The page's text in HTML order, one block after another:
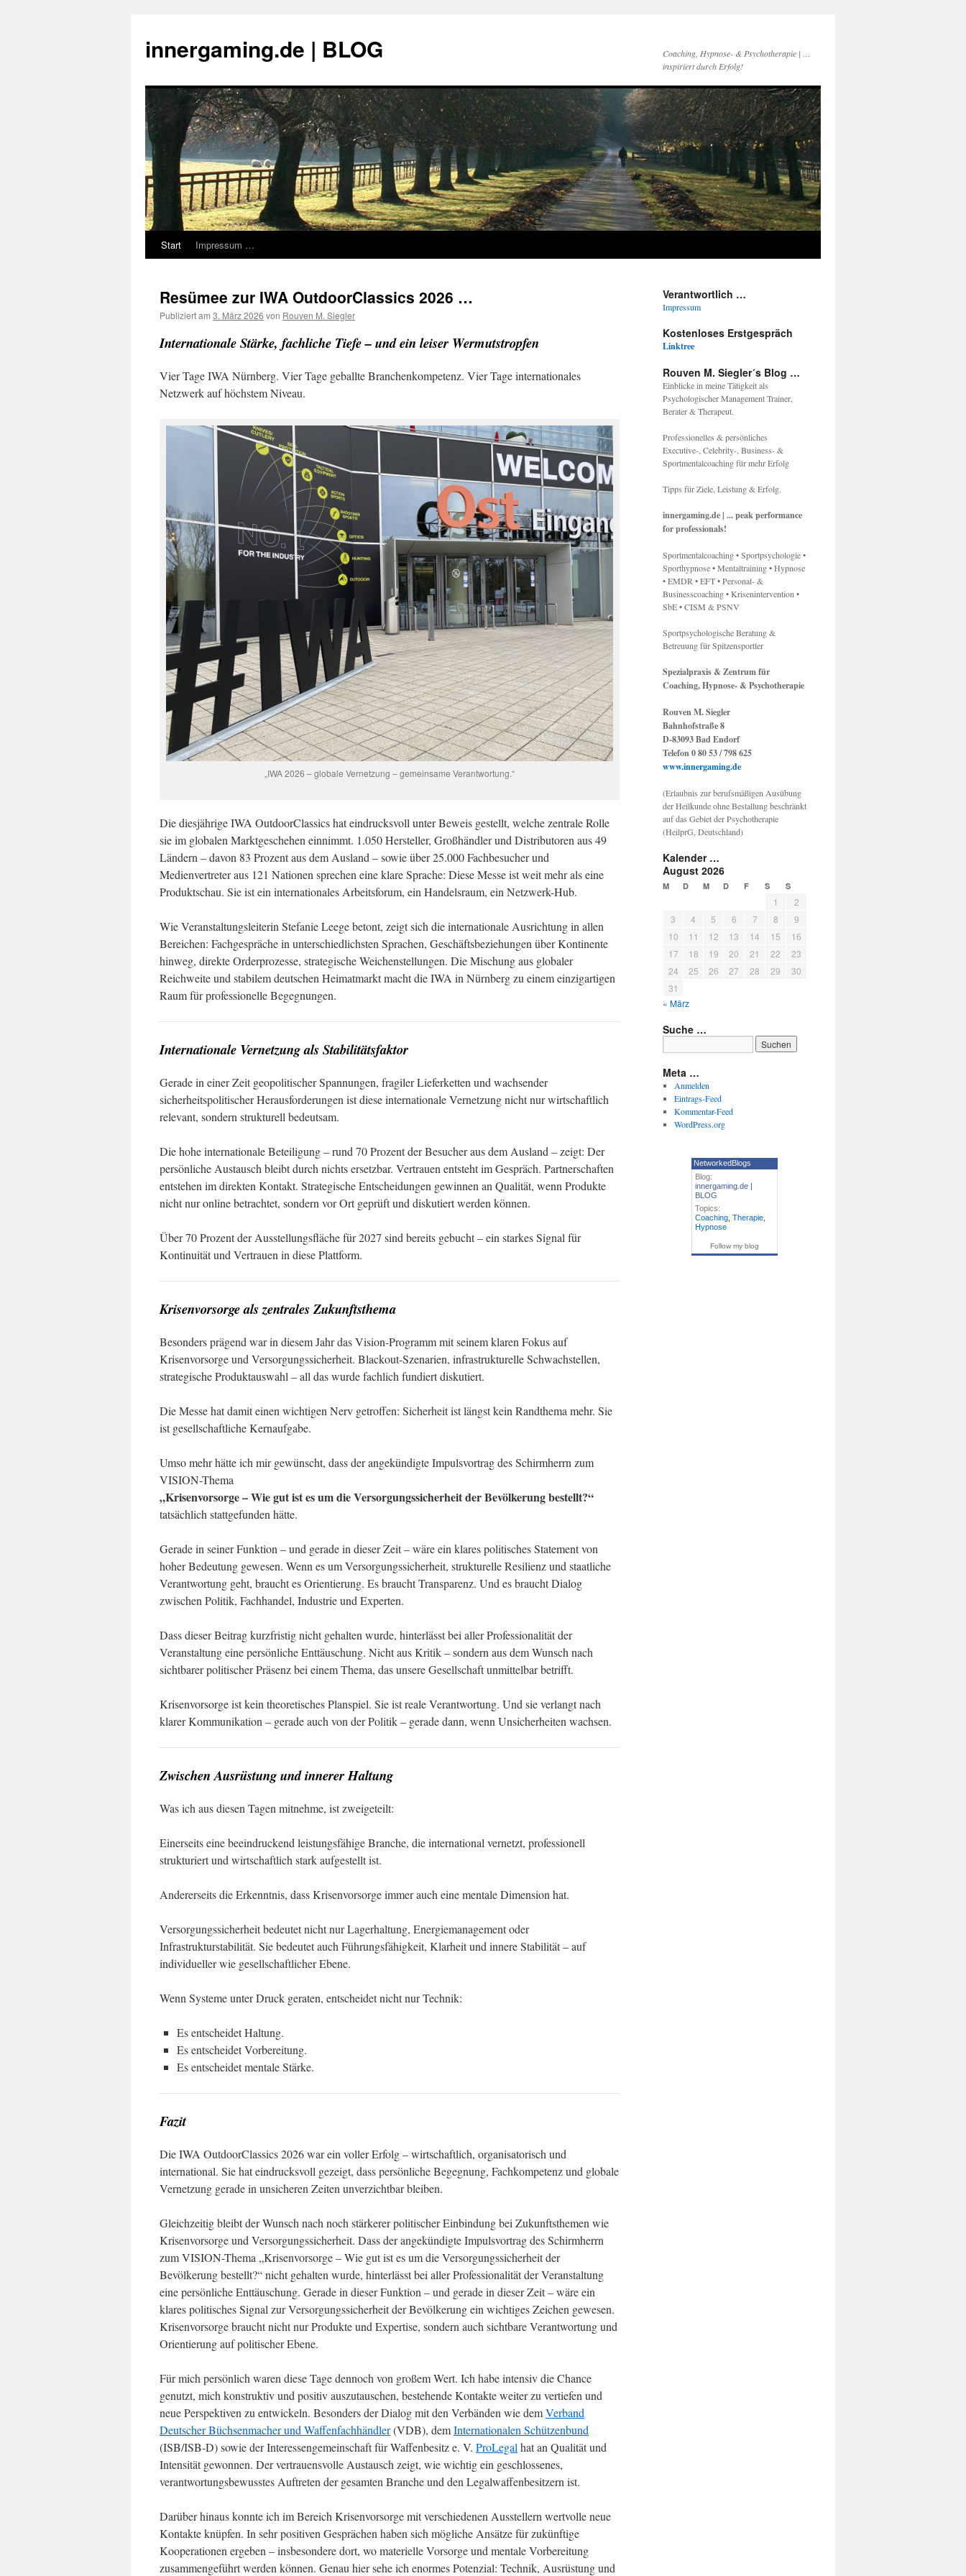
innergaming.de | BLOG
Coaching, Hypnose- & Psychotherapie | …
inspiriert durch Erfolg!
Zum
springen
Start Impressum …
Resümee zur IWA OutdoorClassics 2026 …
Publiziert am 3. März 2026 von Rouven M. Siegler
Internationale Stärke, fachliche Tiefe – und ein leiser Wermutstropfen
Vier Tage IWA Nürnberg. Vier Tage geballte Branchenkompetenz. Vier Tage internationales
Netzwerk auf höchstem Niveau.
„IWA 2026 – globale Vernetzung – gemeinsame Verantwortung.“
Die diesjährige IWA OutdoorClassics hat eindrucksvoll unter Beweis gestellt, welche zentrale Rolle
sie im globalen Marktgeschehen einnimmt. 1.050 Hersteller, Großhändler und Distributoren aus 49
Ländern – davon 83 Prozent aus dem Ausland – sowie über 25.000 Fachbesucher und
Medienvertreter aus 121 Nationen sprechen eine klare Sprache: Diese Messe ist weit mehr als eine
Produktschau. Sie ist ein internationales Arbeitsforum, ein Handelsraum, ein Netzwerk-Hub.
Wie Veranstaltungsleiterin Stefanie Leege betont, zeigt sich die internationale Ausrichtung in allen
Bereichen: Fachgespräche in unterschiedlichsten Sprachen, Geschäftsbeziehungen über Kontinente
hinweg, direkte Orderprozesse, strategische Weichenstellungen. Die Mischung aus globaler
Reichweite und stabilem deutschen Heimatmarkt macht die IWA in Nürnberg zu einem einzigartigen
Raum für professionelle Begegnungen.
Internationale Vernetzung als Stabilitätsfaktor
Gerade in einer Zeit geopolitischer Spannungen, fragiler Lieferketten und wachsender
sicherheitspolitischer Herausforderungen ist diese internationale Vernetzung nicht nur wirtschaftlich
relevant, sondern strukturell bedeutsam.
Die hohe internationale Beteiligung – rund 70 Prozent der Besucher aus dem Ausland – zeigt: Der
persönliche Austausch bleibt durch nichts ersetzbar. Vertrauen entsteht im Gespräch. Partnerschaften
entstehen im direkten Kontakt. Strategische Entscheidungen gewinnen an Qualität, wenn Produkte
nicht nur online betrachtet, sondern vor Ort geprüft und diskutiert werden können.
Über 70 Prozent der Ausstellungsfläche für 2027 sind bereits gebucht – ein starkes Signal für
Kontinuität und Vertrauen in diese Plattform.
Krisenvorsorge als zentrales Zukunftsthema
Besonders prägend war in diesem Jahr das Vision-Programm mit seinem klaren Fokus auf
Krisenvorsorge und Versorgungssicherheit. Blackout-Szenarien, infrastrukturelle Schwachstellen,
strategische Produktauswahl – all das wurde fachlich fundiert diskutiert.
Die Messe hat damit einen wichtigen Nerv getroffen: Sicherheit ist längst kein Randthema mehr. Sie
ist gesellschaftliche Kernaufgabe.
Umso mehr hätte ich mir gewünscht, dass der angekündigte Impulsvortrag des Schirmherrn zum
VISION-Thema
„Krisenvorsorge – Wie gut ist es um die Versorgungssicherheit der Bevölkerung bestellt?“
tatsächlich stattgefunden hätte.
Gerade in seiner Funktion – und gerade in dieser Zeit – wäre ein klares politisches Statement von
hoher Bedeutung gewesen. Wenn es um Versorgungssicherheit, strukturelle Resilienz und staatliche
Verantwortung geht, braucht es Orientierung. Es braucht Transparenz. Und es braucht Dialog
zwischen Politik, Fachhandel, Industrie und Experten.
Dass dieser Beitrag kurzfristig nicht gehalten wurde, hinterlässt bei aller Professionalität der
Veranstaltung eine persönliche Enttäuschung. Nicht aus Kritik – sondern aus dem Wunsch nach
sichtbarer politischer Präsenz bei einem Thema, das unsere Gesellschaft unmittelbar betrifft.
Krisenvorsorge ist kein theoretisches Planspiel. Sie ist reale Verantwortung. Und sie verlangt nach
klarer Kommunikation – gerade auch von der Politik – gerade dann, wenn Unsicherheiten wachsen.
Zwischen Ausrüstung und innerer Haltung
Was ich aus diesen Tagen mitnehme, ist zweigeteilt:
Einerseits eine beeindruckend leistungsfähige Branche, die international vernetzt, professionell
strukturiert und wirtschaftlich stark aufgestellt ist.
Andererseits die Erkenntnis, dass Krisenvorsorge immer auch eine mentale Dimension hat.
Versorgungssicherheit bedeutet nicht nur Lagerhaltung, Energiemanagement oder
Infrastrukturstabilität. Sie bedeutet auch Führungsfähigkeit, Klarheit und innere Stabilität – auf
individueller wie gesellschaftlicher Ebene.
Wenn Systeme unter Druck geraten, entscheidet nicht nur Technik:
Es entscheidet Haltung.
Es entscheidet Vorbereitung.
Es entscheidet mentale Stärke.
Fazit
DieIWA OutdoorClassics2026 war ein voller Erfolg – wirtschaftlich, organisatorisch und
international. Sie hat eindrucksvoll gezeigt, dass persönliche Begegnung, Fachkompetenz und globale
Vernetzung gerade in unsicheren Zeiten unverzichtbar bleiben.
Gleichzeitig bleibt der Wunsch nach noch stärkerer politischer Einbindung bei Zukunftsthemen wie
Krisenvorsorge und Versorgungssicherheit. Dass der angekündigte Impulsvortrag des Schirmherrn
zum VISION-Thema „Krisenvorsorge – Wie gut ist es um die Versorgungssicherheit der
Bevölkerung bestellt?“ nicht gehalten wurde, hinterlässt bei aller Professionalität der Veranstaltung
eine persönliche Enttäuschung. Gerade in dieser Funktion – und gerade in dieser Zeit – wäre ein
klares politisches Signal zur Versorgungssicherheit der Bevölkerung ein wichtiges Zeichen gewesen.
Krisenvorsorge braucht nicht nur Produkte und Expertise, sondern auch sichtbare Verantwortung und
Orientierung auf politischer Ebene.
Für mich persönlich waren diese Tage dennoch von großem Wert. Ich habe intensiv die Chance
genutzt, mich konstruktiv und positiv auszutauschen, bestehende Kontakte weiter zu vertiefen und
neue Perspektiven zu entwickeln. Besonders der Dialog mit den Verbänden wie demVerband
Deutscher Büchsenmacher und Waffenfachhändler(VDB), demInternationalen Schützenbund
(ISB/ISB-D) sowie der Interessengemeinschaft für Waffenbesitz e. V. ProLegal hat an Qualität und
Intensität gewonnen. Der vertrauensvolle Austausch zeigt, wie wichtig ein geschlossenes,
verantwortungsbewusstes Auftreten der gesamten Branche und den Legalwaffenbesitzern ist.
Darüber hinaus konnte ich im Bereich Krisenvorsorge mit verschiedenen Ausstellern wertvolle neue
Kontakte knüpfen. In sehr positiven Gesprächen haben sich mögliche Ansätze für zukünftige
Kooperationen ergeben – insbesondere dort, wo materielle Vorsorge und mentale Vorbereitung
zusammengeführt werden können. Genau hier sehe ich enormes Potenzial: Technik, Ausrüstung und
Verantwortlich …
Impressum
Kostenloses Erstgespräch
Linktree
Rouven M. Siegler´s Blog …
Einblicke in meine Tätigkeit als
Psychologischer Management Trainer,
Berater & Therapeut.
Professionelles & persönliches
Executive-, Celebrity-, Business- &
Sportmentalcoaching für mehr Erfolg
Tipps für Ziele, Leistung & Erfolg.
innergaming.de | ... peak performance
for professionals!
Sportmentalcoaching • Sportpsychologie •
Sporthypnose • Mentaltraining • Hypnose
• EMDR • EFT • Personal- &
Businesscoaching • Krisenintervention •
SbE • CISM & PSNV
Sportpsychologische Beratung &
Betreuung für Spitzensportler
Spezialpraxis & Zentrum für
Coaching, Hypnose- & Psychotherapie
Rouven M. Siegler
Bahnhofstraße 8
D-83093 Bad Endorf
Telefon 0 80 53 / 798 625
www.innergaming.de
(Erlaubnis zur berufsmäßigen Ausübung
der Heilkunde ohne Bestallung beschränkt
auf das Gebiet der Psychotherapie
(HeilprG, Deutschland)
Kalender …
August 2026
M D M D F S S
1
2
3
4 5 6 7 8
9
10
11 12 13 14 15
16
17
18 19 20 21 22
23
24
25 26 27 28 29
30
31
« März
Suche …
Meta …
Anmelden
Eintrags-Feed
Kommentar-Feed
WordPress.org
NetworkedBlogs
Blog:
innergaming.de |
BLOG
Topics:
Coaching Therapie
Hypnose
Follow my blog